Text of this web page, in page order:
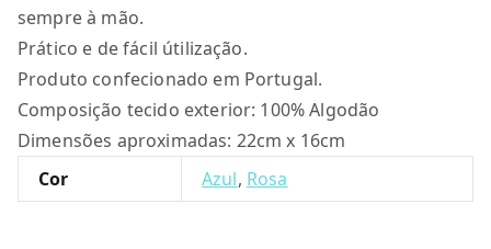
sempre à mão.
Prático e de fácil útilização.
Produto confecionado em Portugal.
Composição tecido exterior: 100% Algodão
Dimensões aproximadas: 22cm x 16cm
Cor
Azul, Rosa